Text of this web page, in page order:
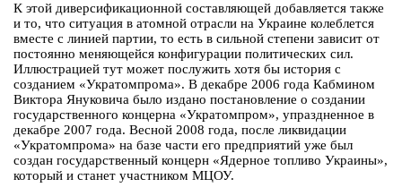
К этой диверсификационной составляющей добавляется также
и то, что ситуация в атомной отрасли на Украине колеблется
вместе с линией партии, то есть в сильной степени зависит от
постоянно меняющейся конфигурации политических сил.
Иллюстрацией тут может послужить хотя бы история с
созданием «Укратомпрома». В декабре 2006 года Кабмином
Виктора Януковича было издано постановление о создании
государственного концерна «Укратомпром», упраздненное в
декабре 2007 года. Весной 2008 года, после ликвидации
«Укратомпрома» на базе части его предприятий уже был
создан государственный концерн «Ядерное топливо Украины»,
который и станет участником МЦОУ.